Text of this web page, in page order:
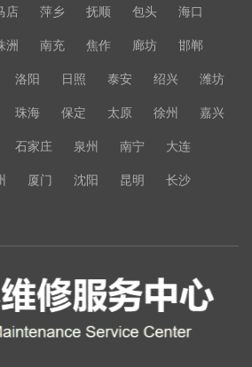
店 萍乡 抚顺 包头 海口
洲 南充 焦作 廊坊 邯郸
洛阳 日照 泰安 绍兴 潍坊
珠海 保定 太原 徐州 嘉兴
石家庄 泉州 南宁 大连
厦门 沈阳 昆明 长沙